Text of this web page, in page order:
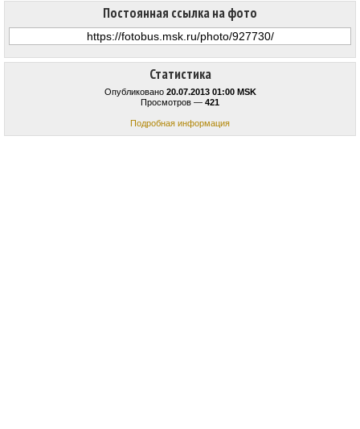
Статистика
Опубликовано 20.07.2013 01:00 MSK
Просмотров — 421
Подробная информация
Постоянная ссылка на фото